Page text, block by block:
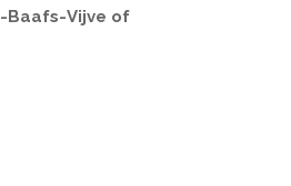
Baafs-Vijve of